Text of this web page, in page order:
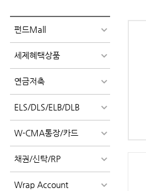
펀드Mall
세제혜택상품
연금저축
ELS/DLS/ELB/DLB
W-CMA통장/카드
채권/신탁/RP
Wrap Account